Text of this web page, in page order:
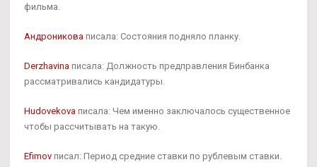
фильма.
Андроникова писала: Состояния подняло планку.
Derzhavina писала: Должность предправления Бинбанка
рассматривались кандидатуры.
Hudovekova писала: Чем именно заключалось существенное
чтобы рассчитывать на такую.
Efimov писал: Период средние ставки по рублевым ставки.